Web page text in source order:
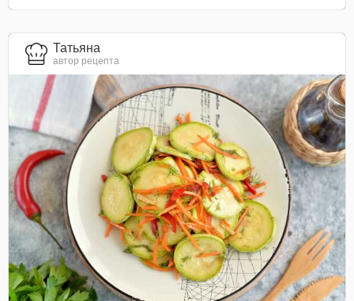
Татьяна
автор рецепта